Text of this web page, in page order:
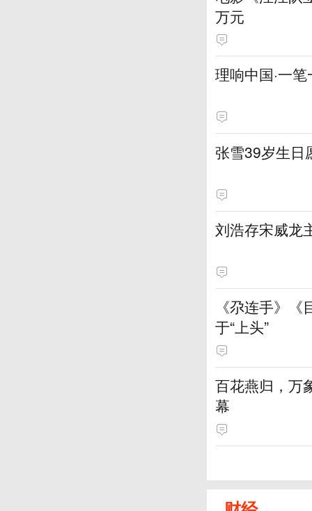
万元
理响中国·一
张雪39岁生日
刘浩存宋威龙
《尕连手》
于“上头”
百花燕归，万
幕